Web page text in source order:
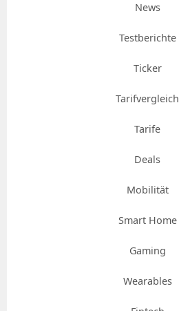
News
Testberichte
Ticker
Tarifvergleich
Tarife
Deals
Mobilität
Smart Home
Gaming
Wearables